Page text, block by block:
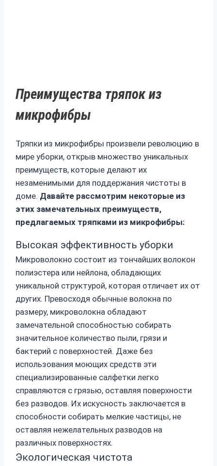
Преимущества тряпок из
микрофибры
Тряпки из микрофибры произвели революцию в
мире уборки, открыв множество уникальных
преимуществ, которые делают их
незаменимыми для поддержания чистоты в
доме. Давайте рассмотрим некоторые из
этих замечательных преимуществ,
предлагаемых тряпками из микрофибры:
Высокая эффективность уборки
Микроволокно состоит из тончайших волокон
полиэстера или нейлона, обладающих
уникальной структурой, которая отличает их от
других. Превосходя обычные волокна по
размеру, микроволокна обладают
замечательной способностью собирать
значительное количество пыли, грязи и
бактерий с поверхностей. Даже без
использования моющих средств эти
специализированные салфетки легко
справляются с грязью, оставляя поверхности
без разводов. Их искусность заключается в
способности собирать мелкие частицы, не
оставляя нежелательных разводов на
различных поверхностях.
Экологическая чистота